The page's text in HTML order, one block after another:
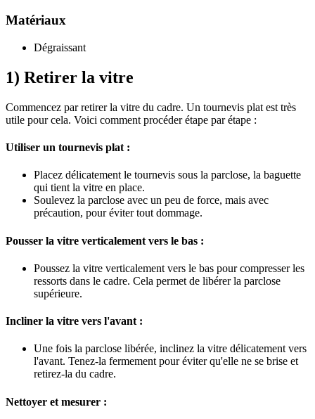
Matériaux
Dégraissant
1) Retirer la vitre
Commencez par retirer la vitre du cadre. Un tournevis plat est très
utile pour cela. Voici comment procéder étape par étape :
Utiliser un tournevis plat :
Placez délicatement le tournevis sous la parclose, la baguette
qui tient la vitre en place.
Soulevez la parclose avec un peu de force, mais avec
précaution, pour éviter tout dommage.
Pousser la vitre verticalement vers le bas :
Poussez la vitre verticalement vers le bas pour compresser les
ressorts dans le cadre. Cela permet de libérer la parclose
supérieure.
Incliner la vitre vers l'avant :
Une fois la parclose libérée, inclinez la vitre délicatement vers
l'avant. Tenez-la fermement pour éviter qu'elle ne se brise et
retirez-la du cadre.
Nettoyer et mesurer :